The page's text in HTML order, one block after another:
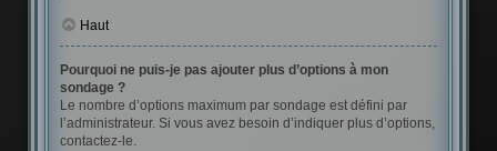
Haut
Pourquoi ne puis-je pas ajouter plus d’options à mon
sondage ?
Le nombre d’options maximum par sondage est défini par
l’administrateur. Si vous avez besoin d’indiquer plus d’options,
contactez-le.